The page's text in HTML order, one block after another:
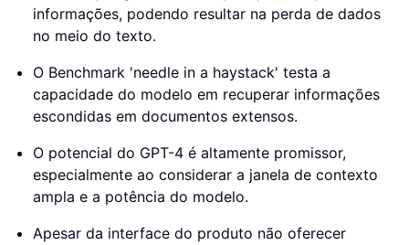
informações, podendo resultar na perda de dados
no meio do texto.
O Benchmark 'needle in a haystack' testa a
capacidade do modelo em recuperar informações
escondidas em documentos extensos.
O potencial do GPT-4 é altamente promissor,
especialmente ao considerar a janela de contexto
ampla e a potência do modelo.
Apesar da interface do produto não oferecer